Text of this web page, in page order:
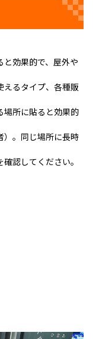
効果的で、屋外や
えるタイプ、各種販
場所に貼ると効果的
。同じ場所に長時
認してください。